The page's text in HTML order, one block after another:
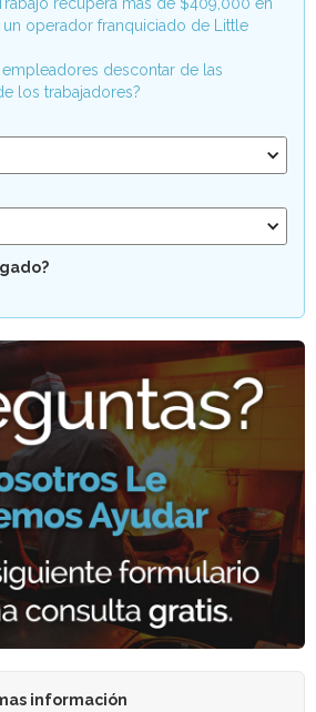
recupera más de $409,000 en
un operador franquiciado de Little
descontar de las
los trabajadores?
información